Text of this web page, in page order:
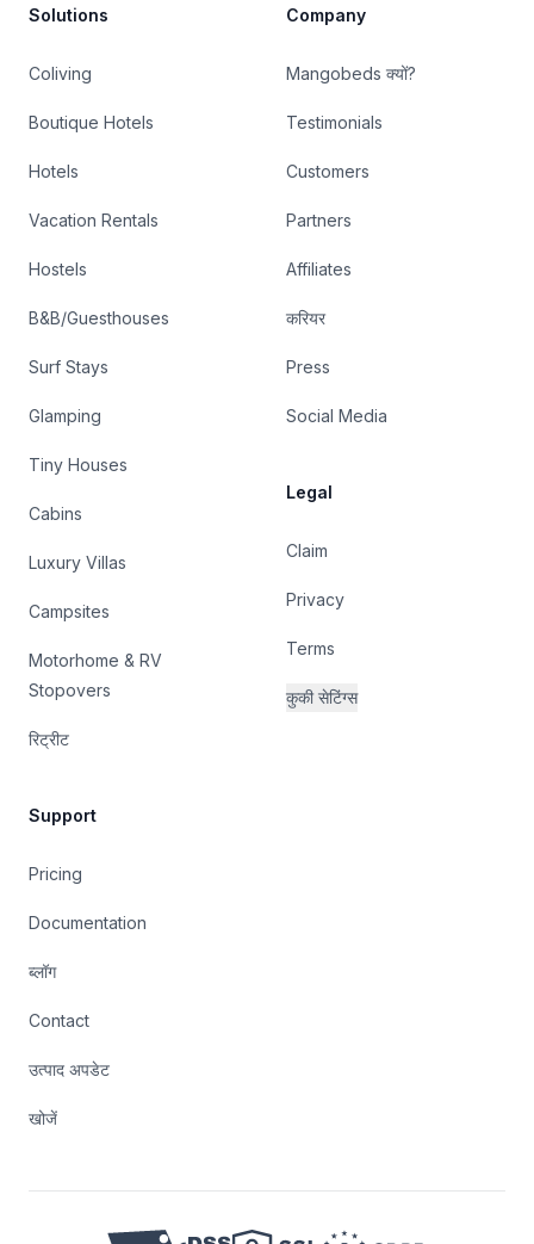
Solutions
Coliving
Boutique Hotels
Hotels
Vacation Rentals
Hostels
B&B/Guesthouses
Surf Stays
Glamping
Tiny Houses
Cabins
Luxury Villas
Campsites
Motorhome & RV
Stopovers
रिट्रीट
Support
Pricing
Documentation
ब्लॉग
Contact
उत्पाद अपडेट
खोजें
Company
Mangobeds क्यों?
Testimonials
Customers
Partners
Affiliates
करियर
Press
Social Media
Legal
Claim
Privacy
Terms
कुकी सेटिंग्स